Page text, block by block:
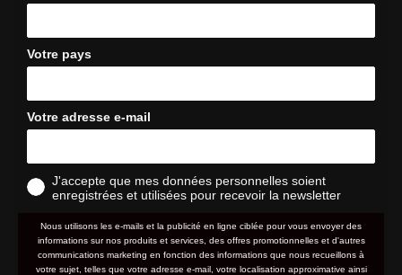
Votre pays
Votre adresse e-mail
J'accepte que mes données personnelles soient
enregistrées et utilisées pour recevoir la newsletter
Nous utilisons les e-mails et la publicité en ligne ciblée pour vous envoyer des
informations sur nos produits et services, des offres promotionnelles et d'autres
communications marketing en fonction des informations que nous recueillons à
votre sujet, telles que votre adresse e-mail, votre localisation approximative ainsi